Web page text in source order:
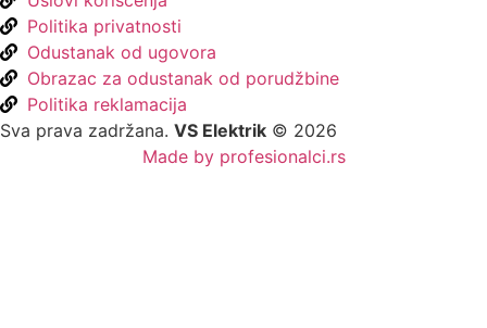
Politika privatnosti
Odustanak od ugovora
Obrazac za odustanak od porudžbine
Politika reklamacija
Sva prava zadržana. VS Elektrik © 2026
Made by profesionalci.rs